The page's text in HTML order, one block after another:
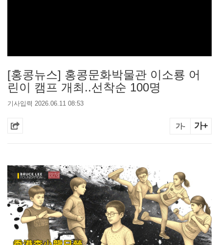
[홍콩뉴스] 홍콩문화박물관 이소룡 어
린이 캠프 개최..선착순 100명
기사입력 2026.06.11 08:53
가- 가+